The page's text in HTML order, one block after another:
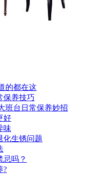
的都在这
保养技巧
班台日常保养妙招
好
味
化生锈问题
？
?